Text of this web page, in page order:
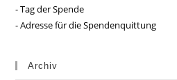
- Tag der Spende
- Adresse für die Spendenquittung
Archiv